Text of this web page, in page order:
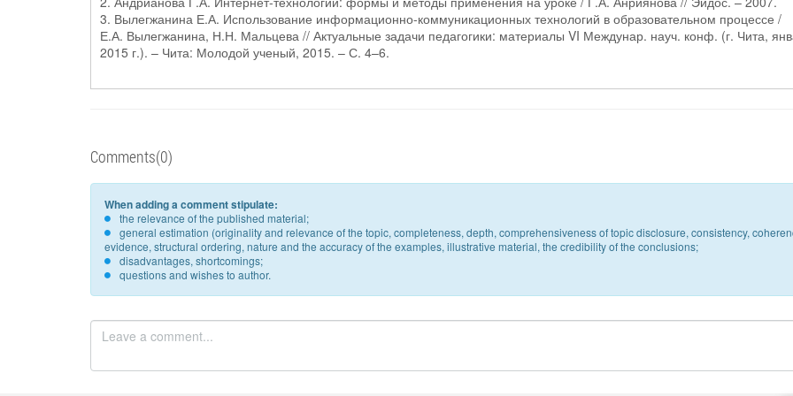
3. Вылегжанина Е.А. Использование информационно-коммуникационных технологий в образовательном процессе /
Е.А. Вылегжанина, Н.Н. Мальцева // Актуальные задачи педагогики: материалы VI Междунар. науч. конф. (г. Чита,
2015 г.). – Чита: Молодой ученый, 2015. – С. 4–6.
Comments(0)
When adding a comment stipulate:
the relevance of the published material;
general estimation (originality and relevance of the topic, completeness, depth, comprehensiveness of topic disclosure, consistency,
evidence, structural ordering, nature and the accuracy of the examples, illustrative material, the credibility of the conclusions;
disadvantages, shortcomings;
questions and wishes to author.